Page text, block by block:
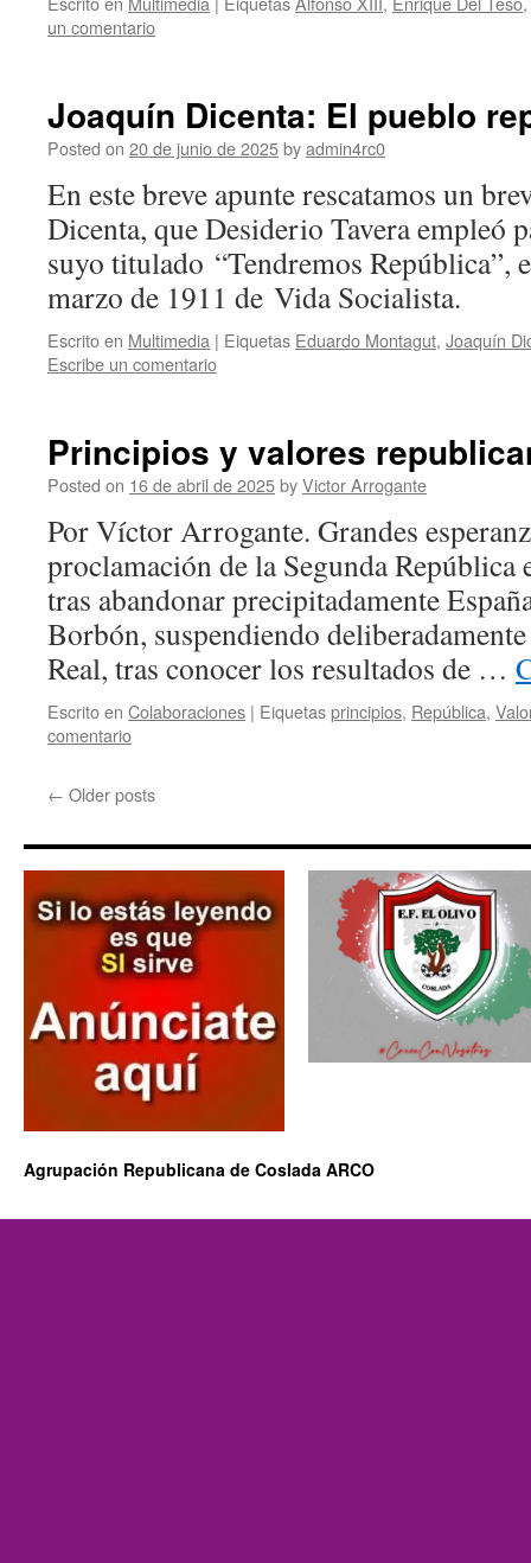
un comentario
Joaquín Dicenta: El pueblo
Posted on 20 de junio de 2025byadmin4rc0
En este breve apunte rescatamos un
Dicenta, que Desiderio Tavera empleó
suyo titulado “Tendremos República”,
marzo de 1911 de Vida Socialista.
Escrito en Multimedia | Eiquetas Eduardo Montagut, Joaquín
Escribe un comentario
Principios y valores
Posted on 16 de abril de 2025byVictor Arrogante
Por Víctor Arrogante. Grandes
proclamación de la Segunda
tras abandonar precipitadamente
Borbón, suspendiendo
Real, tras conocer los resultados de …
Escrito en Colaboraciones | Eiquetasprincipios, República,
comentario
← Older posts
Agrupación Republicana de Coslada ARCO